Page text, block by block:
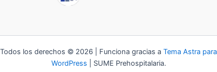
Todos los derechos © 2026 | Funciona gracias a Tema Astra para
WordPress | SUME Prehospitalaria.